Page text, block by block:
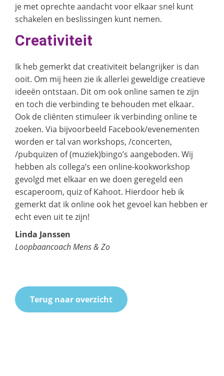
je met oprechte aandacht voor elkaar snel kunt
schakelen en beslissingen kunt nemen.
Creativiteit
Ik heb gemerkt dat creativiteit belangrijker is dan
ooit. Om mij heen zie ik allerlei geweldige creatieve
ideeën ontstaan. Dit om ook online samen te zijn
en toch die verbinding te behouden met elkaar.
Ook de cliënten stimuleer ik verbinding online te
zoeken. Via bijvoorbeeld Facebook/evenementen
worden er tal van workshops, /concerten,
/pubquizen of (muziek)bingo’s aangeboden. Wij
hebben als collega’s een online-kookworkshop
gevolgd met elkaar en we doen geregeld een
escaperoom, quiz of Kahoot. Hierdoor heb ik
gemerkt dat ik online ook het gevoel kan hebben er
echt even uit te zijn!
Linda Janssen
Loopbaancoach Mens & Zo
Terug naar overzicht